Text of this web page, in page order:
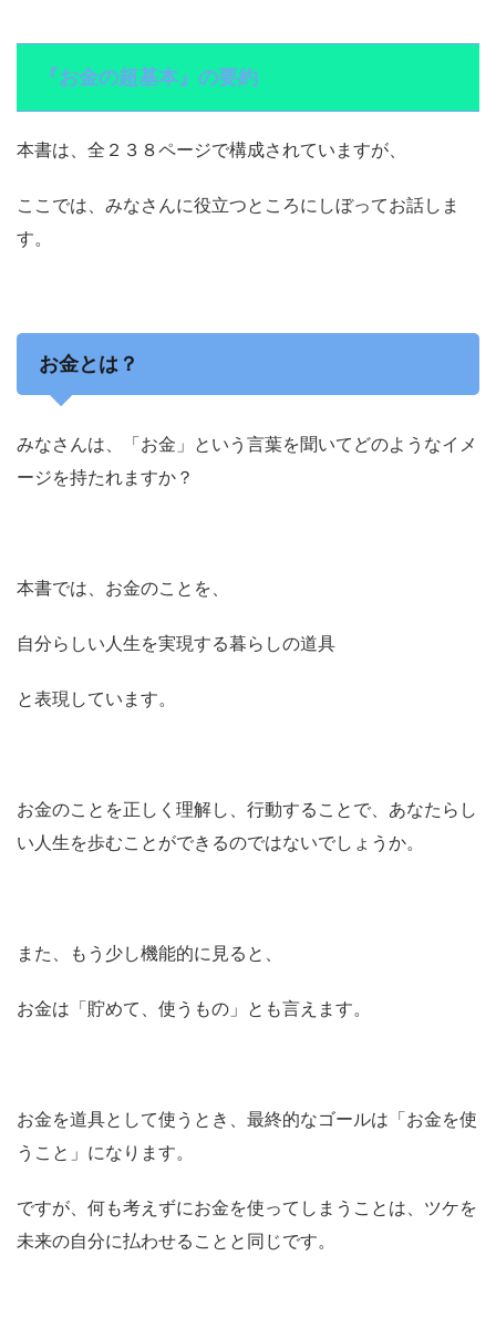
『お金の超基本』の要約
本書は、全２３８ページで構成されていますが、
ここでは、みなさんに役立つところにしぼってお話しま
す。
お金とは？
みなさんは、「お金」という言葉を聞いてどのようなイメ
ージを持たれますか？
本書では、お金のことを、
自分らしい人生を実現する暮らしの道具
と表現しています。
お金のことを正しく理解し、行動することで、あなたらし
い人生を歩むことができるのではないでしょうか。
また、もう少し機能的に見ると、
お金は 「貯めて、使うもの」 とも言えます。
お金を道具として使うとき、 最終的なゴールは「お金を使
うこと」 になります。
ですが、何も考えずにお金を使ってしまうことは、ツケを
未来の自分に払わせることと同じです。